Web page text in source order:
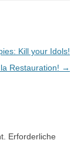
Kill your Idols!
Restauration! →
Erforderliche